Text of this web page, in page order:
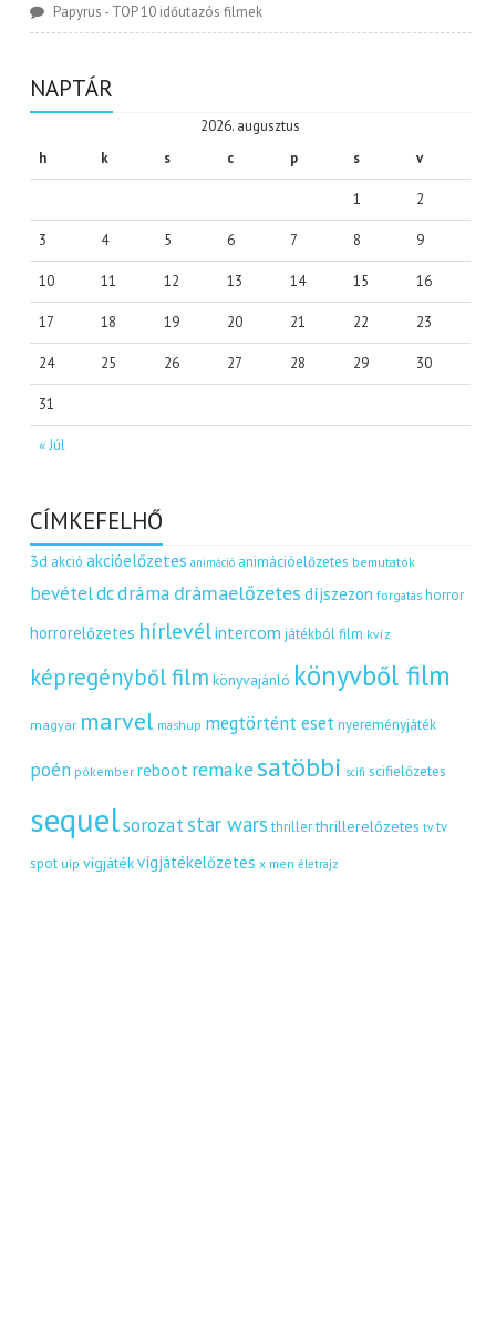
Papyrus - TOP 10 időutazós filmek
NAPTÁR
2026. augusztus
h
k s c p s v
« Júl
1 2
3 4 5 6 7 8 9
10 11 12 13 14 15 16
17 18 19 20 21 22 23
24 25 26 27 28 29 30
31
CÍMKEFELHŐ
3d akció akcióelőzetes animáció animációelőzetes bemutatók
bevételdcdráma drámaelőzetes díjszezon forgatás horror
horrorelőzetes hírlevélintercom játékból film kvíz
képregényből film könyvajánló könyvből film
magyar marvel mashup megtörtént eset nyereményjáték
poén pókember reboot remakesatöbbi scifi scifielőzetes
sequelsorozatstar wars thriller thrillerelőzetes tv tv
spot uip vígjátékvígjátékelőzetes x men életrajz